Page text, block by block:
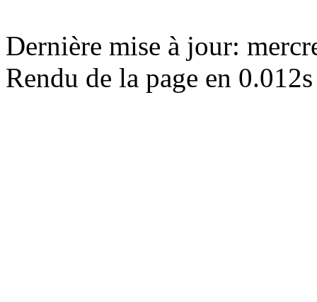
Dernière mise à jour:
Rendu de la page en 0.012s